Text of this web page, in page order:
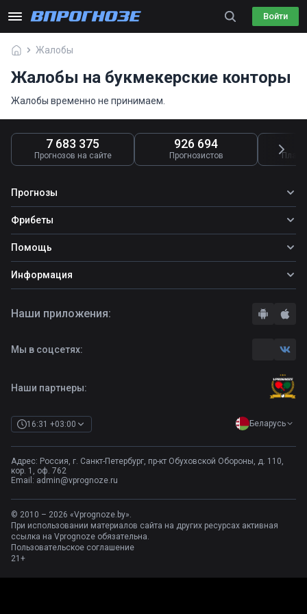
Войти
Жалобы
Жалобы на букмекерские конторы
Жалобы временно не принимаем.
7 683 375
Прогнозов на сайте
926 694
Прогнозистов
Прогнозы
Все прогнозы
Топ ставок
Прогнозы на футбол
Фрибеты
Фрибеты
Помощь
Школа ставок
Вопросы и ответы
Информация
Правила
Контакты
Наши партнеры:
16:31 +03:00 Беларусь
Адрес: Россия, г. Санкт-Петербург, пр-кт Обуховской Обороны, д. 110,
кор. 1, оф. 762
Email: admin@vprognoze.ru
Наши приложения:
Мы в соцсетях:
© 2010 – 2026 «Vprognoze.by».
При использовании материалов сайта на других ресурсах активная
ссылка на Vprognoze обязательна.
Пользовательское соглашение
21+